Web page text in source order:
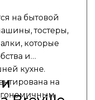
на бытовой
тостеры,
которые
и
кухне.
на